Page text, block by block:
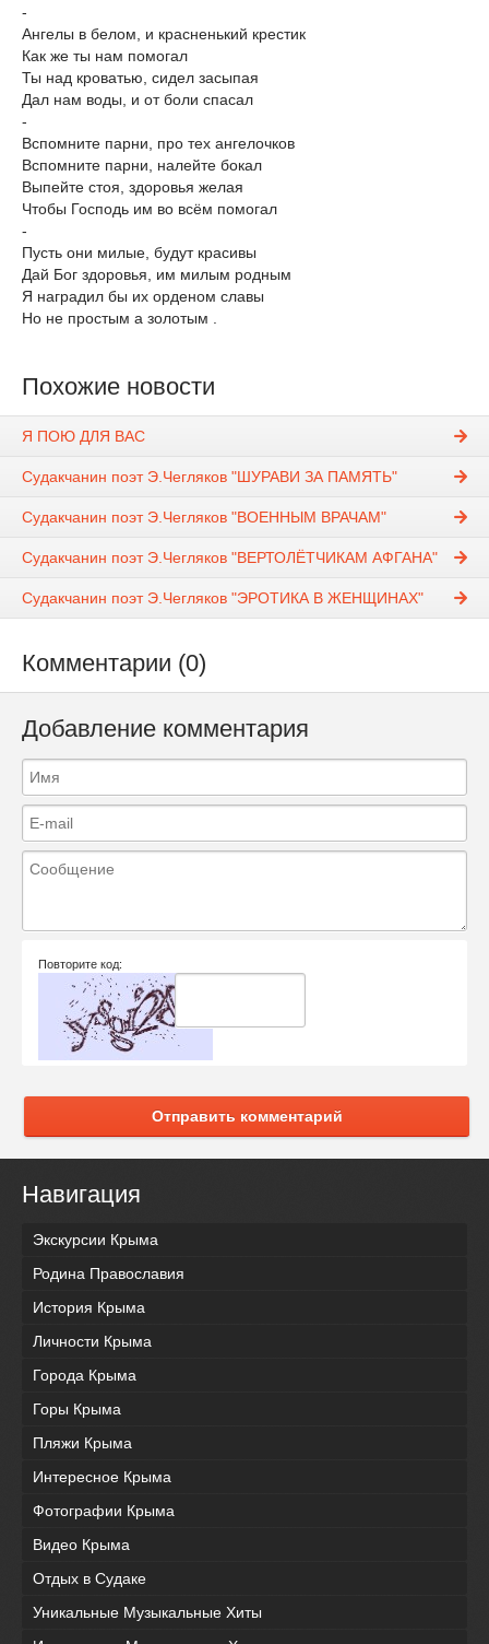
-
Ангелы в белом, и красненький крестик
Как же ты нам помогал
Ты над кроватью, сидел засыпая
Дал нам воды, и от боли спасал
-
Вспомните парни, про тех ангелочков
Вспомните парни, налейте бокал
Выпейте стоя, здоровья желая
Чтобы Господь им во всём помогал
-
Пусть они милые, будут красивы
Дай Бог здоровья, им милым родным
Я наградил бы их орденом славы
Но не простым а золотым .
Похожие новости
Я ПОЮ ДЛЯ ВАС
Судакчанин поэт Э.Чегляков "ШУРАВИ ЗА ПАМЯТЬ"
Судакчанин поэт Э.Чегляков "ВОЕННЫМ ВРАЧАМ"
Судакчанин поэт Э.Чегляков "ВЕРТОЛЁТЧИКАМ АФГАНА"
Судакчанин поэт Э.Чегляков "ЭРОТИКА В ЖЕНЩИНАХ"
Комментарии (0)
Добавление комментария
Повторите код:
Отправить комментарий
Навигация
Экскурсии Крыма
Родина Православия
История Крыма
Личности Крыма
Города Крыма
Горы Крыма
Пляжи Крыма
Интересное Крыма
Фотографии Крыма
Видео Крыма
Отдых в Судаке
Уникальные Музыкальные Хиты